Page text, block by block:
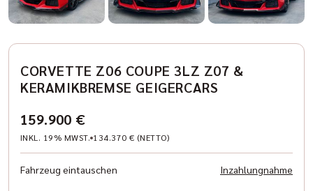
CORVETTE Z06 COUPE 3LZ Z07 &
KERAMIKBREMSE GEIGERCARS
159.900 €
INKL. 19% MWST. 134.370 € (NETTO)
Fahrzeug eintauschen Inzahlungnahme